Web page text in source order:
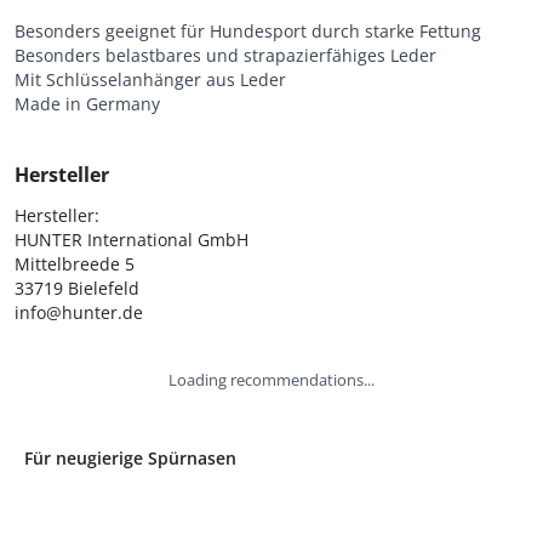
Besonders geeignet für Hundesport durch starke Fettung
Besonders belastbares und strapazierfähiges Leder
Mit Schlüsselanhänger aus Leder
Made in Germany
Hersteller
Hersteller:
HUNTER International GmbH
Mittelbreede 5
33719 Bielefeld
info@hunter.de
Loading recommendations...
Für neugierige Spürnasen